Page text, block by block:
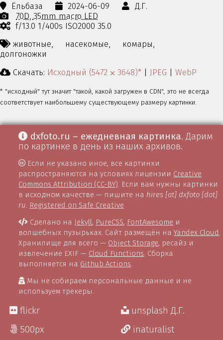
Ёльбаза 2024-06-09
Д.Г.
70D 35mm macro LED
f/13.0 1/400s ISO2000 35.0
животные,
насекомые,
комары,
долгоножки
Скачать: Исходный (5472 ⨉ 3648)* JPEG WebP
* "исходный" тут значит "такой, какой загружен в CDN", это не всегда
соответствует наибольшему существующему размеру картинки.
dxfoto.ru – ежедневная картинка. Дарим
по картинке в день из наших архивов.
Если не указано иное, все картинки
распространяются на условиях лицензии Creative
Commons Attribution (CC-BY). Если вам нужны картинки
в исходном качестве — пишите на hires [at] dxfoto [dot]
ru. Registered on Safe Creative
Сделано на Jekyll, PureCSS, FontAwesome и
волшебных пузырьках. Сайт размещён наYandex Cloud.
Хранилище для всего — Object Storage, ресайз и
извлечение EXIF — Cloud Functions. Сборка
выполняется на Github Actions.
Мы не собираем персональные данные и не
используем трекеры.
flickr
500px
unsplash Д.Г.
inaturalist